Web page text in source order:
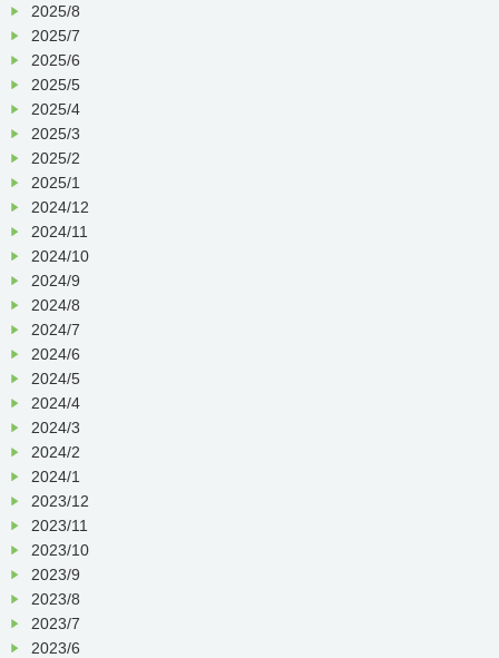
2025/8
2025/7
2025/6
2025/5
2025/4
2025/3
2025/2
2025/1
2024/12
2024/11
2024/10
2024/9
2024/8
2024/7
2024/6
2024/5
2024/4
2024/3
2024/2
2024/1
2023/12
2023/11
2023/10
2023/9
2023/8
2023/7
2023/6